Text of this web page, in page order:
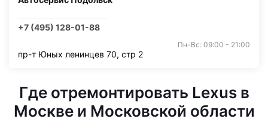
+7 (495) 128-01-88
Пн-Вс: 09:00 - 21:00
пр-т Юных ленинцев 70, стр 2
Где отремонтировать Lexus в
Москве и Московской области